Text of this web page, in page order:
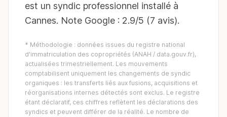
est un syndic professionnel installé à
Cannes. Note Google : 2.9/5 (7 avis).
* Méthodologie : données issues du registre national
d'immatriculation des copropriétés (ANAH / data.gouv.fr),
actualisées trimestriellement. Les mouvements
comptabilisent uniquement les changements de syndic
organiques : les transferts liés aux fusions, acquisitions et
réorganisations internes détectés sont exclus. Le registre
étant déclaratif, ces chiffres reflètent les déclarations des
syndics et peuvent différer de la réalité. Le nombre de